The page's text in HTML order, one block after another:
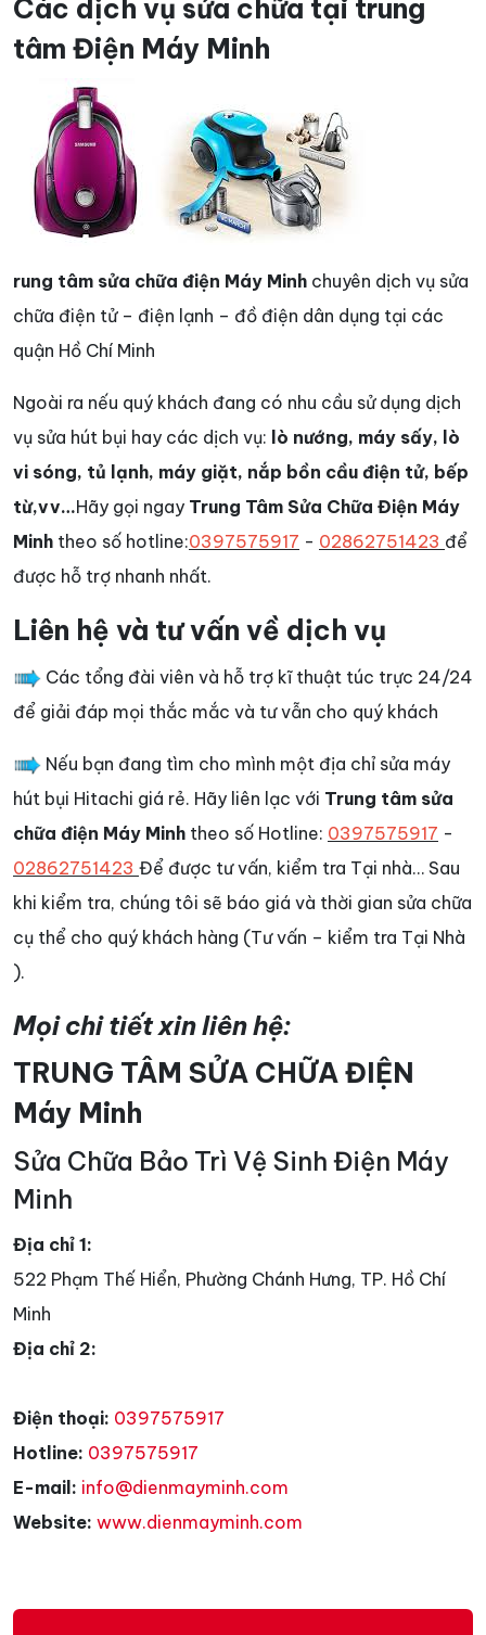
Các dịch vụ sửa chữa tại trung
tâm Điện Máy Minh
rung tâm sửa chữa điện Máy Minh chuyên dịch vụ sửa
chữa điện tử – điện lạnh – đồ điện dân dụng tại các
quận Hồ Chí Minh
Ngoài ra nếu quý khách đang có nhu cầu sử dụng dịch
vụ sửa hút bụi hay các dịch vụ: lò nướng, máy sấy, lò
vi sóng, tủ lạnh, máy giặt, nắp bồn cầu điện tử, bếp
từ,vv…Hãy gọi ngay Trung Tâm Sửa Chữa Điện Máy
Minh theo số hotline:0397575917 - 02862751423 để
được hỗ trợ nhanh nhất.
Liên hệ và tư vấn về dịch vụ
Các tổng đài viên và hỗ trợ kĩ thuật túc trực 24/24
để giải đáp mọi thắc mắc và tư vẫn cho quý khách
Nếu bạn đang tìm cho mình một địa chỉ sửa máy
hút bụi Hitachi giá rẻ. Hãy liên lạc với Trung tâm sửa
chữa điện Máy Minh theo số Hotline: 0397575917 -
02862751423 Để được tư vấn, kiểm tra Tại nhà… Sau
khi kiểm tra, chúng tôi sẽ báo giá và thời gian sửa chữa
cụ thể cho quý khách hàng (Tư vấn – kiểm tra Tại Nhà
).
Mọi chi tiết xin liên hệ:
TRUNG TÂM SỬA CHỮA ĐIỆN
Máy Minh
Sửa Chữa Bảo Trì Vệ Sinh Điện Máy
Minh
Địa chỉ 1:
522 Phạm Thế Hiển, Phường Chánh Hưng, TP. Hồ Chí
Minh
Địa chỉ 2:
Điện thoại: 0397575917
Hotline: 0397575917
E-mail: info@dienmayminh.com
Website: www.dienmayminh.com